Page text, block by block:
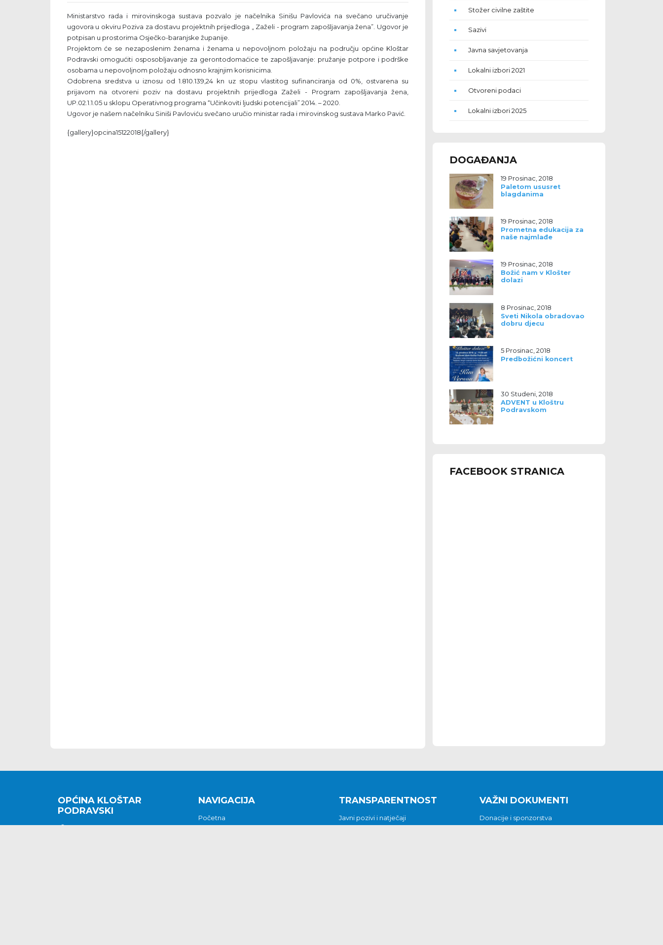
Ministarstvo rada i mirovinskoga sustava pozvalo je načelnika Sinišu Pavlovića na svečano uručivanje
ugovora u okviru Poziva za dostavu projektnih prijedloga „ Zaželi - program zapošljavanja žena”. Ugovor je
potpisan u prostorima Osječko-baranjske županije.
Projektom će se nezaposlenim ženama i ženama u nepovoljnom položaju na području općine Kloštar
Podravski omogućiti osposobljavanje za gerontodomaćice te zapošljavanje: pružanje potpore i podrške
osobama u nepovoljnom položaju odnosno krajnjim korisnicima.
Odobrena sredstva u iznosu od 1.810.139,24 kn uz stopu vlastitog sufinanciranja od 0%, ostvarena su
prijavom na otvoreni poziv na dostavu projektnih prijedloga Zaželi - Program zapošljavanja žena,
UP.02.1.1.05 u sklopu Operativnog programa “Učinkoviti ljudski potencijali” 2014. – 2020.
Ugovor je našem načelniku Siniši Pavloviću svečano uručio ministar rada i mirovinskog sustava Marko Pavić.
{gallery}opcina15122018{/gallery}
Stožer civilne zaštite
Sazivi
Javna savjetovanja
Lokalni izbori 2021
Otvoreni podaci
Lokalni izbori 2025
DOGAĐANJA
19 Prosinac, 2018
Paletom ususret
blagdanima
19 Prosinac, 2018
Prometna edukacija za
naše najmlađe
19 Prosinac, 2018
Božić nam v Klošter
dolazi
8 Prosinac, 2018
Sveti Nikola obradovao
dobru djecu
5 Prosinac, 2018
Predbožićni koncert
30 Studeni, 2018
ADVENT u Kloštru
Podravskom
FACEBOOK STRANICA
OPĆINA KLOŠTAR
PODRAVSKI
NAVIGACIJA
Početna
TRANSPARENTNOST
Javni pozivi i natječaji
VAŽNI DOKUMENTI
Donacije i sponzorstva